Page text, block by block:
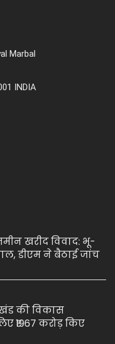
Marbal
INDIA
खरीद विवाद: भू-
डीएम ने बैठाई जांच
की विकास
₹1967 करोड़ किए